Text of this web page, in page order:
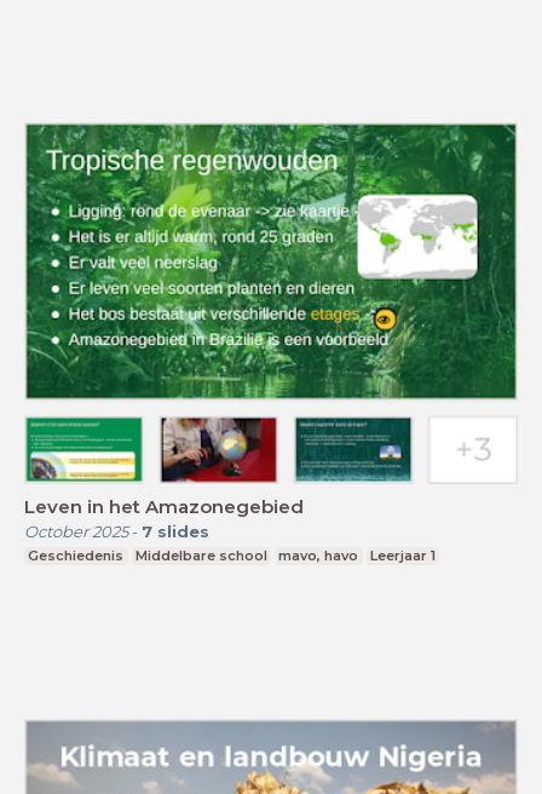
Leven in het Amazonegebied
October 2025- 7 slides
Geschiedenis Middelbare school mavo, havo Leerjaar 1